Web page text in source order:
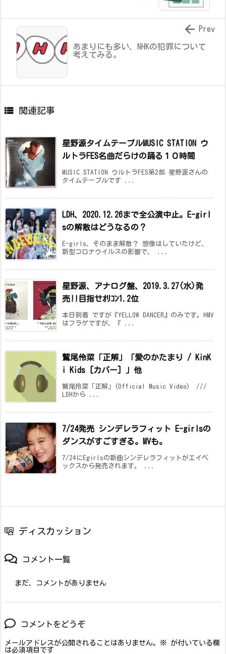
あまりにも多い、NHKの犯罪について
考えてみる。
 Prev
 関連記事
星野源タイムテーブルMUSIC STATION ウ
ルトラFES名曲だらけの踊る１０時間
MUSIC STATION ウルトラFES第2部 星野源さんの
タイムテーブルです ...
LDH、2020.12.26まで全公演中止。E-girl
sの解散はどうなるの？
E-girls、そのまま解散？ 想像はしていたけど、
新型コロナウイルスの影響で、 ...
星野源、アナログ盤、2019.3.27(水)発
売!! 目指せｵﾘｺﾝ1.2位
本日到着 ですが『YELLOW DANCER』のみです。HMV
はフラゲですが、『 ...
鷲尾伶菜「正解」「愛のかたまり / KinK
i Kids [カバー] 」他
鷲尾伶菜「正解」(Official Music Video) ///
LDHから ...
7/24発売 シンデレラフィット E-girlsの
ダンスがすごすぎる。MVも。
7/24にEgirlsの新曲シンデレラフィットがエイベ
ックスから発売されます。 ...
ディスカッション
コメント一覧
まだ、コメントがありません
コメントをどうぞ
メールアドレスが公開されることはありません。 ※ が付いている欄
は必須項目です